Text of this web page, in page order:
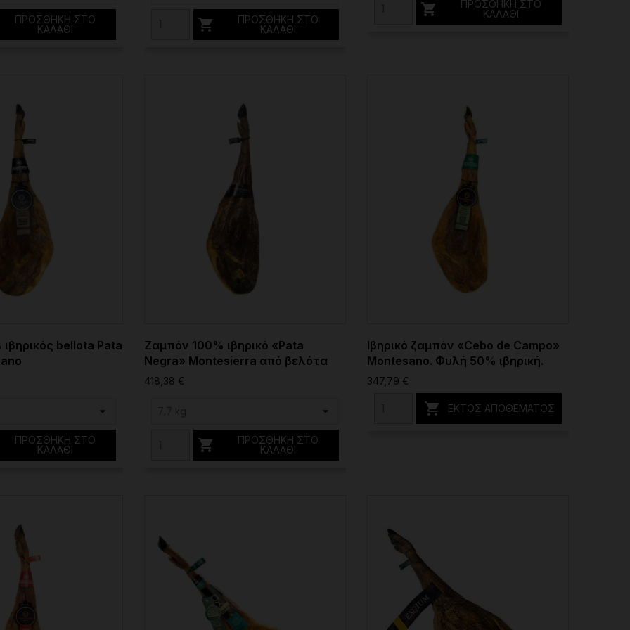
ΠΡΟΣΘΉΚΗ ΣΤΟ
ΚΑΛΆΘΙ

ΠΡΟΣΘΉΚΗ ΣΤΟ
ΚΑΛΆΘΙ

ΠΡΟΣΘΉΚΗ ΣΤΟ
ΚΑΛΆΘΙ
bellota Pata
ΠΡΟΣΘΉΚΗ ΣΤΟ
ΚΑΛΆΘΙ
Ζαμπόν 100% ιβηρικό «Pata
Negra» Montesierra από βελότα
418,38 €

ΠΡΟΣΘΉΚΗ ΣΤΟ
ΚΑΛΆΘΙ
Ιβηρικό ζαμπόν «Cebo de Campo»
Montesano. Φυλή 50% ιβηρική.
347,79 €
 ΕΚΤΌΣ ΑΠΟΘΈΜΑΤΟΣ